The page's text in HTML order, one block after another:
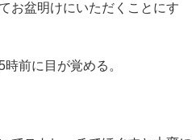
お盆明けにいただくことにす
前に目が覚める。